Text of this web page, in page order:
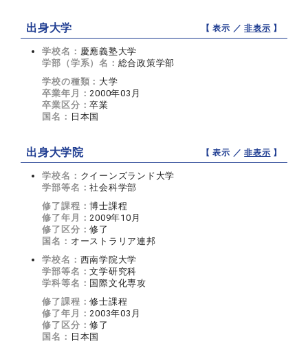
出身大学 【 表示 ／非表示 】
学校名： 慶應義塾大学
学部（学系）名： 総合政策学部
学校の種類： 大学
卒業年月：2000年03月
卒業区分：卒業
国名： 日本国
出身大学院 【 表示 ／非表示 】
学校名： クイーンズランド大学
学部等名：社会科学部
修了課程：博士課程
修了年月：2009年10月
修了区分：修了
国名： オーストラリア連邦
学校名： 西南学院大学
学部等名：文学研究科
学科等名： 国際文化専攻
修了課程：修士課程
修了年月：2003年03月
修了区分：修了
国名： 日本国